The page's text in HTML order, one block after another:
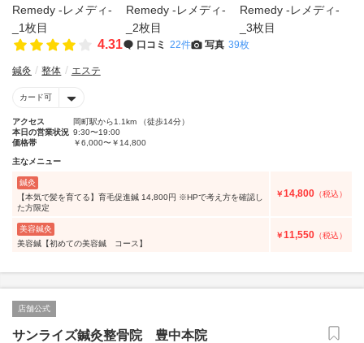
4.31 口コミ 22件 写真 39枚
鍼灸 整体 エステ
カード可
アクセス
岡町駅から1.1km （徒歩14分）
本日の営業状況 9:30〜19:00
価格帯
￥6,000〜￥14,800
主なメニュー
鍼灸
【本気で髪を育てる】育毛促進鍼 14,800円 ※HPで考え方を確認し
た方限定
￥14,800 （税込）
美容鍼灸
美容鍼【初めての美容鍼 コース】
￥11,550 （税込）
店舗公式
サンライズ鍼灸整骨院 豊中本院